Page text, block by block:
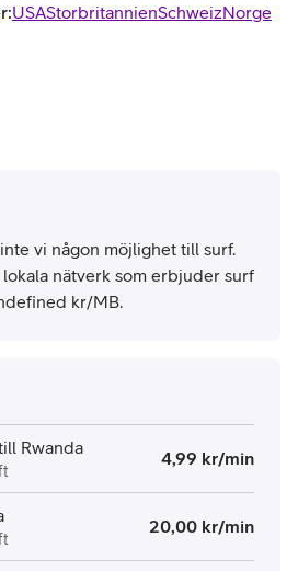
USAStorbritannienSchweizNorge
vi någon möjlighet till surf.
nätverk som erbjuder surf
kr/MB.
Rwanda
4,99 kr/min
20,00 kr/min